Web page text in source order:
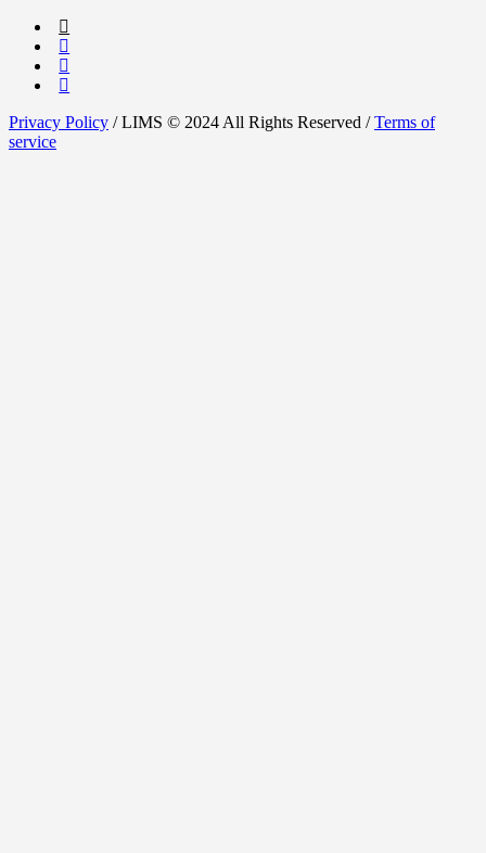
Privacy Policy / LIMS © 2024 All Rights Reserved /Terms of
service